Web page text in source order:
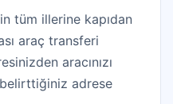
tüm illerine kapıdan
araç transferi
aracınızı
adrese